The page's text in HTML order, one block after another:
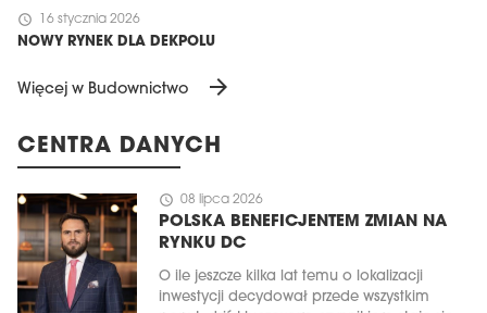
schedule 16 stycznia 2026
NOWY RYNEK DLA DEKPOLU
Więcej w Budownictwo arrow_forward
CENTRA DANYCH
schedule 08 lipca 2026
POLSKA BENEFICJENTEM ZMIAN NA
RYNKU DC
O ile jeszcze kilka lat temu o lokalizacji
inwestycji decydował przede wszystkim